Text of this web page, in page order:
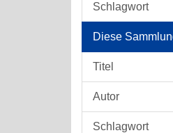
Schlagwort
Diese
Titel
Autor
Schlagwort